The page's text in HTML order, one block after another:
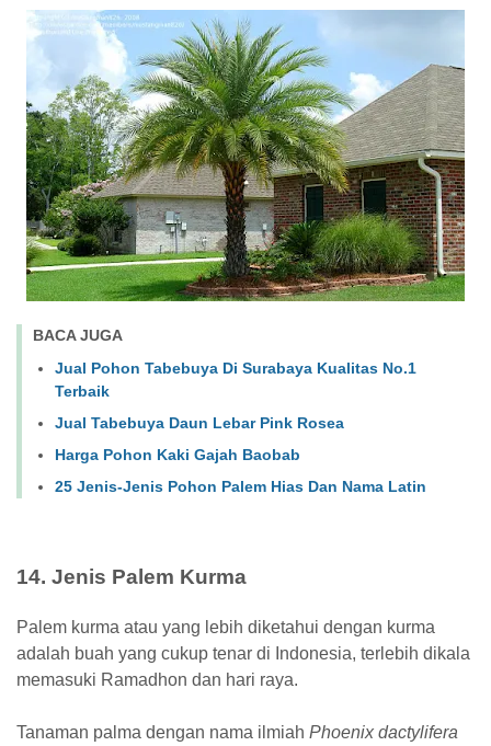
BACA JUGA
Jual Pohon Tabebuya Di Surabaya Kualitas No.1
Terbaik
Jual Tabebuya Daun Lebar Pink Rosea
Harga Pohon Kaki Gajah Baobab
25 Jenis-Jenis Pohon Palem Hias Dan Nama Latin
14. Jenis Palem Kurma
Palem kurma atau yang lebih diketahui dengan kurma
adalah buah yang cukup tenar di Indonesia, terlebih dikala
memasuki Ramadhon dan hari raya.
Tanaman palma dengan nama ilmiah Phoenix dactylifera